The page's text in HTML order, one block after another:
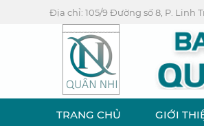
Địa chỉ: 105/9 Đường số 8, P. Linh
TRANG CHỦ GIỚI